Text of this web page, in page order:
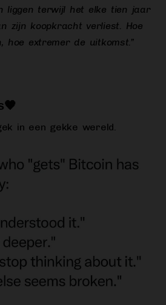
liggen terwijl het elke tien jaar
zijn koopkracht verliest. Hoe
hoe extremer de uitkomst.”
in een gekke wereld.